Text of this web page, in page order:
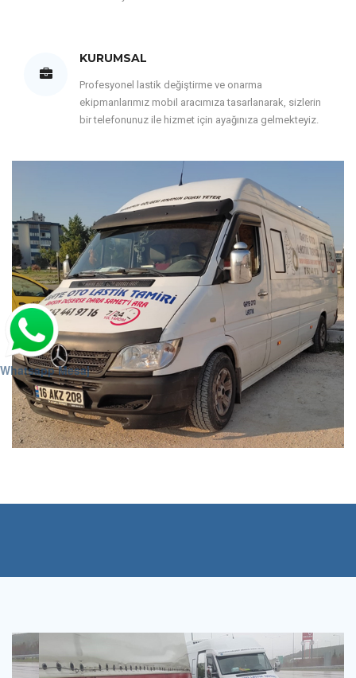
Whatsapp Mesaj
KURUMSAL
Profesyonel lastik değiştirme ve onarma
ekipmanlarımız mobil aracımıza tasarlanarak, sizlerin
bir telefonunuz ile hizmet için ayağınıza gelmekteyiz.